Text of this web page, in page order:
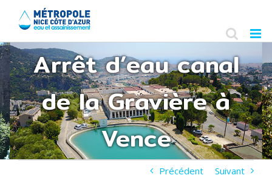
Arrêt d’eau canal
de la Gravière à
Vence
Précédent Suivant